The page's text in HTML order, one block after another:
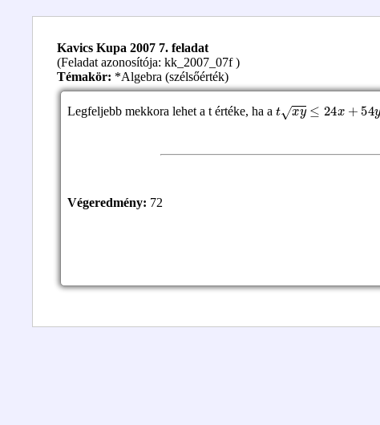
Kavics Kupa 2007 7. feladat
(Feladat azonosítója: kk_2007_07f )
Témakör: *Algebra (szélsőérték)
Legfeljebb mekkora lehet a t értéke, ha a t y≤24 x + 54
Végeredmény: 72